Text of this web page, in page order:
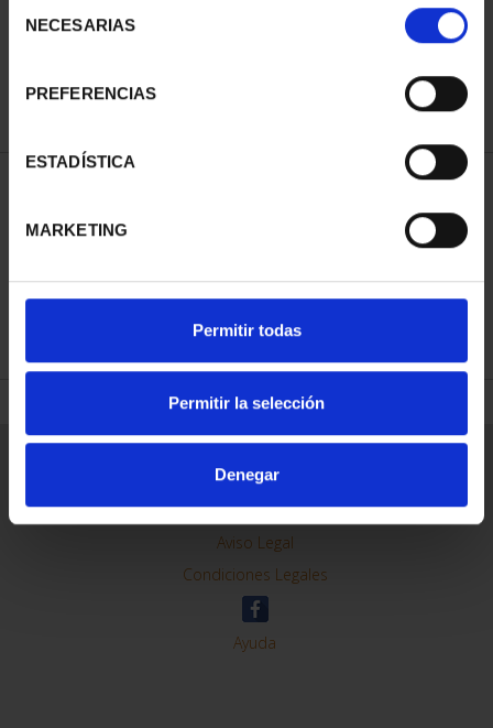
NECESARIAS
PREFERENCIAS
ESTADÍSTICA
MARKETING
Permitir todas
Permitir la selección
Denegar
73,00 €
REFINAR
Contacto
Preguntas Frequentes (FAQs)
Aviso Legal
Condiciones Legales
Ayuda